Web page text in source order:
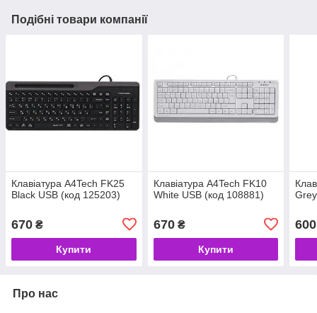
Подібні товари компанії
Клавіатура A4Tech FK25
Black USB (код 125203)
670 ₴
Купити
Клавіатура A4Tech FK10
White USB (код 108881)
670₴
Купити
600
Про нас